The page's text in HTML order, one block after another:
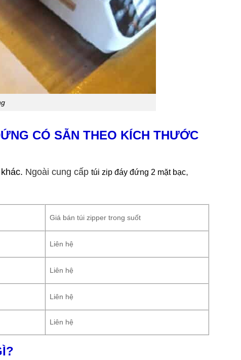
CÓ SẴN THEO KÍCH THƯỚC
Ngoài cung cấptúi zip đáy đứng 2 mặt bạc,
Giá bán túi zipper trong suốt
Liên hệ
Liên hệ
Liên hệ
Liên hệ